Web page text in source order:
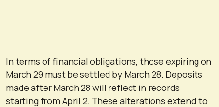
In terms of financial obligations, those expiring on
March 29 must be settled by March 28. Deposits
made after March 28 will reflect in records
starting from April 2. These alterations extend to